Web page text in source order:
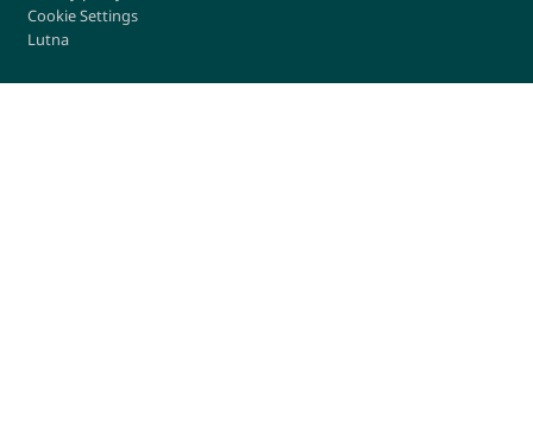
Cookie Settings
Lutna